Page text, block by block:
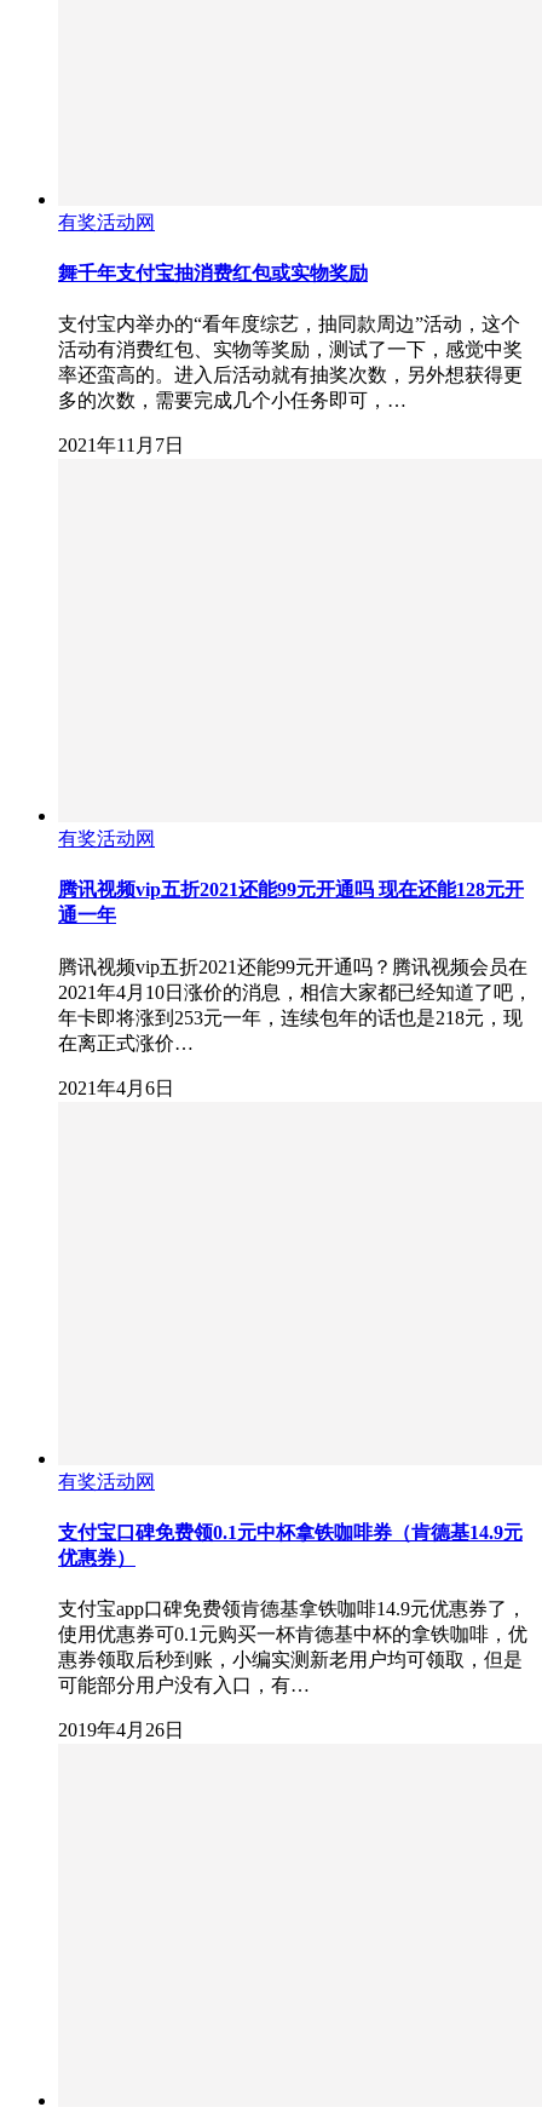
有奖活动网
舞千年支付宝抽消费红包或实物奖励
支付宝内举办的“看年度综艺，抽同款周边”活动，这个
活动有消费红包、实物等奖励，测试了一下，感觉中奖
率还蛮高的。进入后活动就有抽奖次数，另外想获得更
多的次数，需要完成几个小任务即可，…
2021年11月7日
有奖活动网
腾讯视频vip五折2021还能99元开通吗 现在还能128元开
通一年
腾讯视频vip五折2021还能99元开通吗？腾讯视频会员在
2021年4月10日涨价的消息，相信大家都已经知道了吧，
年卡即将涨到253元一年，连续包年的话也是218元，现
在离正式涨价…
2021年4月6日
有奖活动网
支付宝口碑免费领0.1元中杯拿铁咖啡券（肯德基14.9元
优惠券）
支付宝app口碑免费领肯德基拿铁咖啡14.9元优惠券了，
使用优惠券可0.1元购买一杯肯德基中杯的拿铁咖啡，优
惠券领取后秒到账，小编实测新老用户均可领取，但是
可能部分用户没有入口，有…
2019年4月26日